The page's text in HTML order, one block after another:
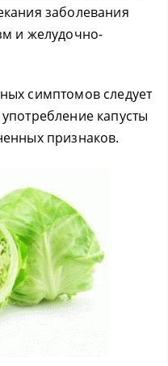
заболевания
и желудочно-
симптомов следует
капусты
признаков.